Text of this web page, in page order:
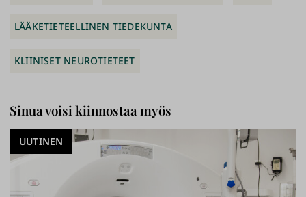
LÄÄKETIETEELLINEN TIEDEKUNTA
KLIINISET NEUROTIETEET
Sinua voisi kiinnostaa myös
UUTINEN